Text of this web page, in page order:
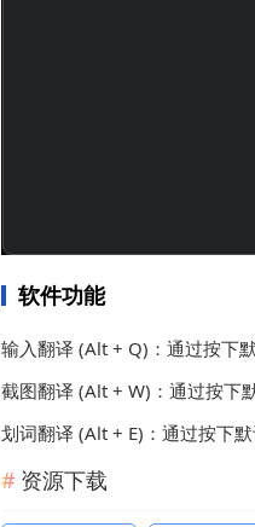
软件功能
输入翻译 (Alt + Q)：通过按下
截图翻译 (Alt + W)：通过按下
划词翻译 (Alt + E)：通过按下
资源下载